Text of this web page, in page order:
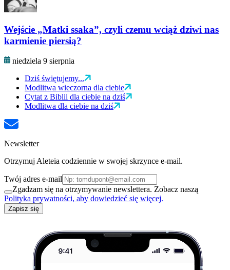
Wejście „Matki ssaka”, czyli czemu wciąż dziwi nas
karmienie piersią?
niedziela 9 sierpnia
Dziś świętujemy...
Modlitwa wieczorna dla ciebie
Cytat z Biblii dla ciebie na dziś
Modlitwa dla ciebie na dziś
Newsletter
Otrzymuj Aleteia codziennie w swojej skrzynce e-mail.
Twój adres e-mail
Zgadzam się na otrzymywanie newslettera. Zobacz naszą
Polityka prywatności, aby dowiedzieć się więcej.
Zapisz się